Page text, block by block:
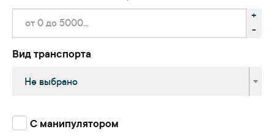
+
-
Вид транспорта
Не выбрано
С манипулятором